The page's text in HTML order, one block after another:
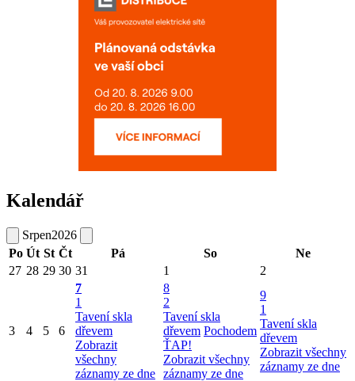
Kalendář
Srpen2026
Po Út St Čt Pá So
Ne
27 28 29 30 31 1 2
3 4 5 6
7
1
Tavení skla
dřevem
Zobrazit
všechny
záznamy ze dne
8
2
Tavení skla
dřevem Pochodem
ŤAP!
Zobrazit všechny
záznamy ze dne
9
1
Tavení skla
dřevem
Zobrazit všechny
záznamy ze dne